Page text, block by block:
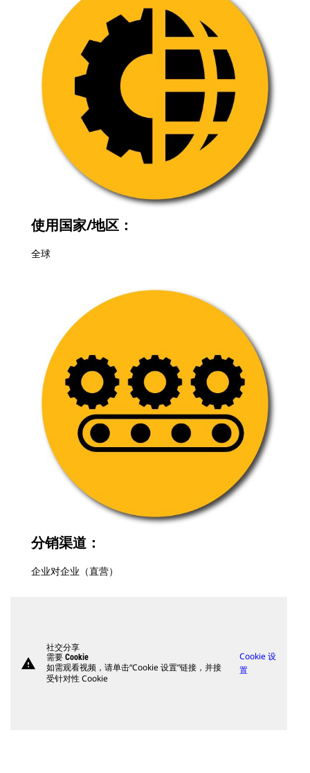
使用国家/地区：
全球
分销渠道：
企业对企业（直营）
warning
社交分享
需要 Cookie
如需观看视频，请单击“Cookie 设置”链接，并接
受针对性 Cookie
Cookie 设
置